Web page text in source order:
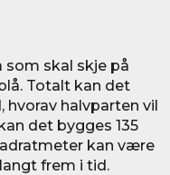
skal skje på
Totalt kan det
halvparten vil
det bygges 135
kan være
frem i tid.